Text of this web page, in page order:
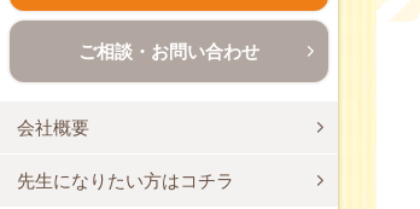
ご相談・お問い合わせ
会社概要
先生になりたい方はコチラ